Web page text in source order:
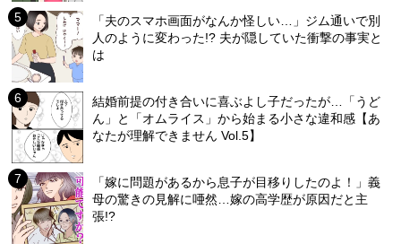
「夫のスマホ画面がなんか怪しい…」ジム通いで別
人のように変わった!? 夫が隠していた衝撃の事実と
は
結婚前提の付き合いに喜ぶよし子だったが…「うど
ん」と「オムライス」から始まる小さな違和感【あ
なたが理解できません Vol.5】
「嫁に問題があるから息子が目移りしたのよ！」義
母の驚きの見解に唖然…嫁の高学歴が原因だと主
張!?